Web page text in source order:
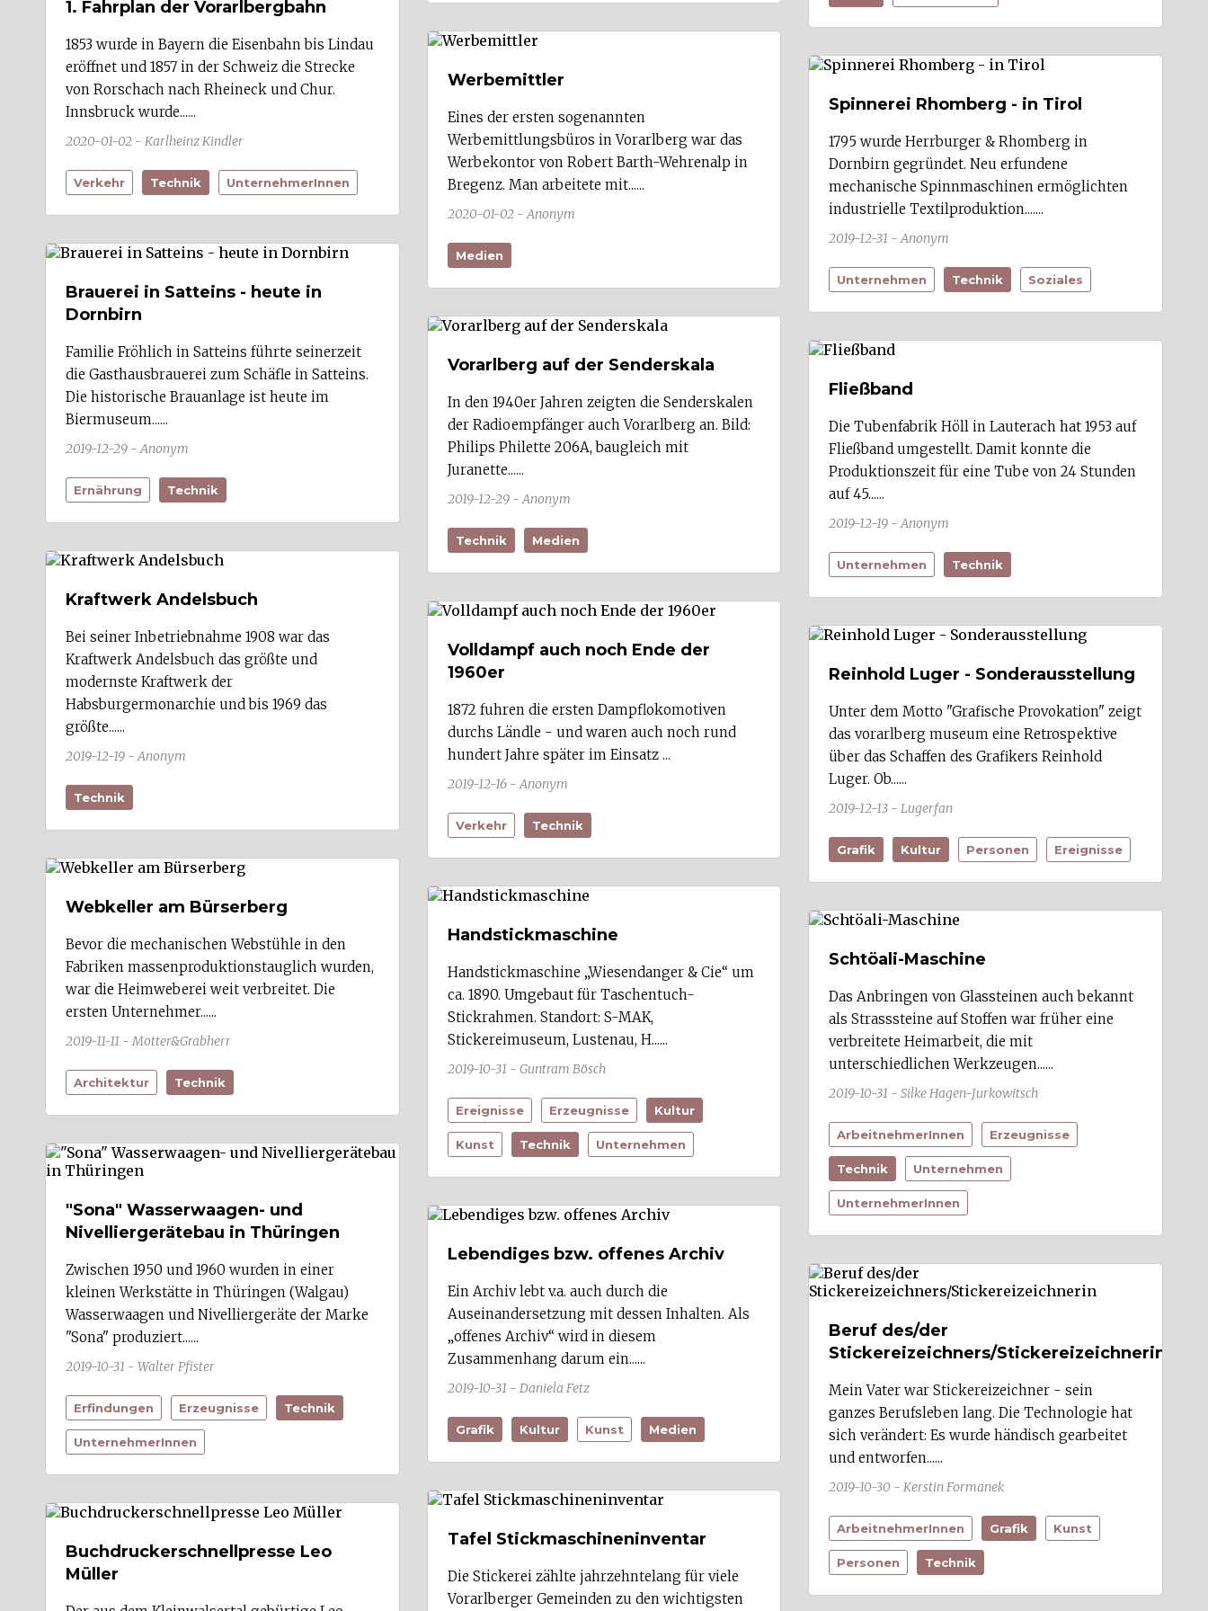
Bildstein (2)
Bludenz (14)
Bludesch (4)
Brand (1)
Bregenz (21)
Bürserberg (1)
Dalaas (1)
Dornbirn (37)
Düns
Eichenberg
Fontanella
Frastanz (3)
Fraxern
Fußach (3)
Gaißau (1)
Gaschurn
Göfis (2)
Götzis (10)
Hard (7)
Hörbranz (1)
Hohenems (6)
Innerbraz
Klaus (1)
Klösterle
Koblach (1)
Krumbach
Langen bei Bregenz
Langenegg
Lauterach (4)
Lech (1)
Lingenau
Ludesch (2)
Lustenau (22)
Meiningen (1)
Mittelberg (4)
Möggers
Nenzing (2)
Nüziders (2)
Raggal
Rankweil (10)
Riefensberg
Sankt Gallenkirch
Sankt Gerold
Satteins (2)
Schnepfau
Schnifis (1)
Schröcken
Schruns (4)
Schwarzenberg
Sibratsgfäll
Silbertal
Sonntag
Stallehr (1)
Sulzberg (1)
Thüringen (3)
Übersaxen (1)
Vandans
1. Fahrplan der Vorarlbergbahn
1853 wurde in Bayern die Eisenbahn bis Lindau
eröffnet und 1857 in der Schweiz die Strecke
von Rorschach nach Rheineck und Chur.
Innsbruck wurde......
2020-01-02 - Karlheinz Kindler
Verkehr Technik UnternehmerInnen
Werbemittler
Eines der ersten sogenannten
Werbemittlungsbüros in Vorarlberg war das
Werbekontor von Robert Barth-Wehrenalp in
Bregenz. Man arbeitete mit......
2020-01-02 - Anonym
Medien
Spinnerei Rhomberg - in Tirol
1795 wurde Herrburger & Rhomberg in
Dornbirn gegründet. Neu erfundene
mechanische Spinnmaschinen ermöglichten
industrielle Textilproduktion.......
2019-12-31 - Anonym
Unternehmen Technik Soziales
Brauerei in Satteins - heute in
Dornbirn
Familie Fröhlich in Satteins führte seinerzeit
die Gasthausbrauerei zum Schäfle in Satteins.
Die historische Brauanlage ist heute im
Biermuseum......
2019-12-29 - Anonym
Ernährung Technik
Vorarlberg auf der Senderskala
In den 1940er Jahren zeigten die Senderskalen
der Radioempfänger auch Vorarlberg an. Bild:
Philips Philette 206A, baugleich mit
Juranette......
2019-12-29 - Anonym
Technik Medien
Fließband
Die Tubenfabrik Höll in Lauterach hat 1953 auf
Fließband umgestellt. Damit konnte die
Produktionszeit für eine Tube von 24 Stunden
auf 45......
2019-12-19 - Anonym
Unternehmen Technik
Kraftwerk Andelsbuch
Bei seiner Inbetriebnahme 1908 war das
Kraftwerk Andelsbuch das größte und
modernste Kraftwerk der
Habsburgermonarchie und bis 1969 das
größte......
2019-12-19 - Anonym
Technik
Volldampf auch noch Ende der
1960er
1872 fuhren die ersten Dampflokomotiven
durchs Ländle - und waren auch noch rund
hundert Jahre später im Einsatz ...
2019-12-16 - Anonym
Verkehr Technik
Reinhold Luger - Sonderausstellung
Unter dem Motto "Grafische Provokation" zeigt
das vorarlberg museum eine Retrospektive
über das Schaffen des Grafikers Reinhold
Luger. Ob......
2019-12-13 - Lugerfan
Grafik Kultur Personen Ereignisse
Webkeller am Bürserberg
Bevor die mechanischen Webstühle in den
Fabriken massenproduktionstauglich wurden,
war die Heimweberei weit verbreitet. Die
ersten Unternehmer......
2019-11-11 - Motter&Grabherr
Architektur Technik
Handstickmaschine
Handstickmaschine „Wiesendanger & Cie“ um
ca. 1890. Umgebaut für Taschentuch-
Stickrahmen. Standort: S-MAK,
Stickereimuseum, Lustenau, H......
2019-10-31 - Guntram Bösch
Ereignisse Erzeugnisse Kultur
Kunst Technik Unternehmen
Schtöali-Maschine
Das Anbringen von Glassteinen auch bekannt
als Strasssteine auf Stoffen war früher eine
verbreitete Heimarbeit, die mit
unterschiedlichen Werkzeugen......
2019-10-31 - Silke Hagen-Jurkowitsch
ArbeitnehmerInnen Erzeugnisse
Technik Unternehmen
UnternehmerInnen
"Sona" Wasserwaagen- und
Nivelliergerätebau in Thüringen
Zwischen 1950 und 1960 wurden in einer
kleinen Werkstätte in Thüringen (Walgau)
Wasserwaagen und Nivelliergeräte der Marke
"Sona" produziert......
2019-10-31 - Walter Pfister
Erfindungen Erzeugnisse Technik
UnternehmerInnen
Lebendiges bzw. offenes Archiv
Ein Archiv lebt v.a. auch durch die
Auseinandersetzung mit dessen Inhalten. Als
„offenes Archiv“ wird in diesem
Zusammenhang darum ein......
2019-10-31 - Daniela Fetz
Grafik Kultur Kunst Medien
Beruf des/der
Stickereizeichners/Stickereizeichnerin
Mein Vater war Stickereizeichner - sein
ganzes Berufsleben lang. Die Technologie hat
sich verändert: Es wurde händisch gearbeitet
und entworfen......
2019-10-30 - Kerstin Formanek
ArbeitnehmerInnen Grafik Kunst
Personen Technik
Tafel Stickmaschineninventar
Die Stickerei zählte jahrzehntelang für viele
Vorarlberger Gemeinden zu den wichtigsten
Buchdruckerschnellpresse Leo
Müller